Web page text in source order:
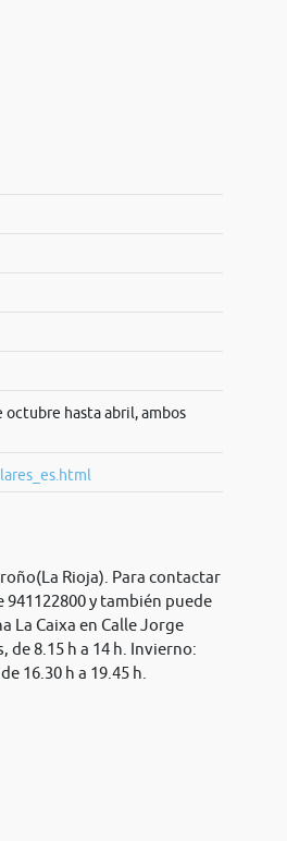
octubre hasta abril, ambos
Rioja). Para contactar
y también puede
La Caixa en Calle Jorge
8.15 h a 14 h. Invierno:
16.30 h a 19.45 h.